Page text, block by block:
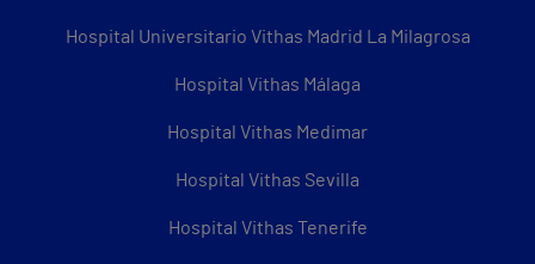
Hospital Universitario Vithas Madrid La Milagrosa
Hospital Vithas Málaga
Hospital Vithas Medimar
Hospital Vithas Sevilla
Hospital Vithas Tenerife